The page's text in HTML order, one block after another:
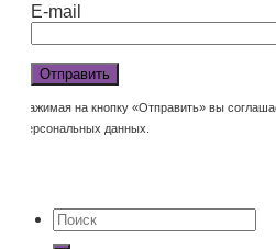
E-mail
Нажимая на кнопку «Отправить» вы
персональных данных.